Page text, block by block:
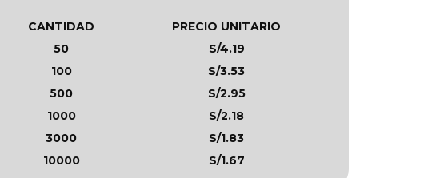
CANTIDAD
PRECIO UNITARIO
50
S/4.19
100
S/3.53
500
S/2.95
1000
S/2.18
3000
S/1.83
10000
S/1.67